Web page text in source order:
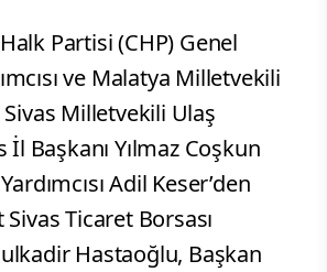
Partisi (CHP) Genel
ve Malatya Milletvekili
Milletvekili Ulaş
İl Başkanı Yılmaz Coşkun
Adil Keser’den
Ticaret Borsası
Hastaoğlu, Başkan